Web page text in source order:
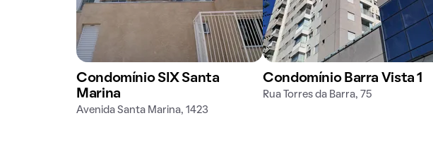
Condomínio SIX Santa
Marina
Avenida Santa Marina, 1423
Condomínio Barra Vista 1
Rua Torres da Barra, 75